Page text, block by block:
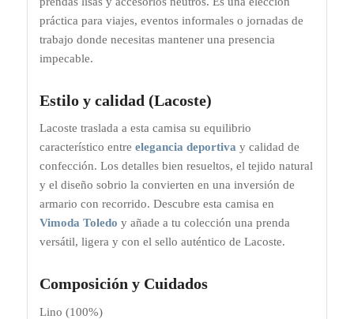
práctica para viajes, eventos informales o jornadas de
trabajo donde necesitas mantener una presencia
impecable.
Estilo y calidad (Lacoste)
Lacoste traslada a esta camisa su equilibrio
característico entre elegancia deportiva y calidad de
confección. Los detalles bien resueltos, el tejido natural
y el diseño sobrio la convierten en una inversión de
armario con recorrido. Descubre esta camisa en
Vimoda Toledo y añade a tu colección una prenda
versátil, ligera y con el sello auténtico de Lacoste.
Composición y Cuidados
Lino (100%)